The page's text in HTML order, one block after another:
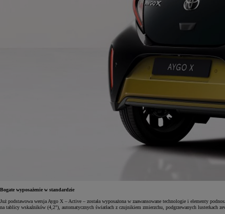
Bogate wyposażenie w standardzie
Już podstawowa wersja Aygo X – Active – została wyposażona w zaawansowane technologie i elementy
na tablicy wskaźników (4,2"), automatycznych światłach z czujnikiem zmierzchu, podgrzewanych lusterkach